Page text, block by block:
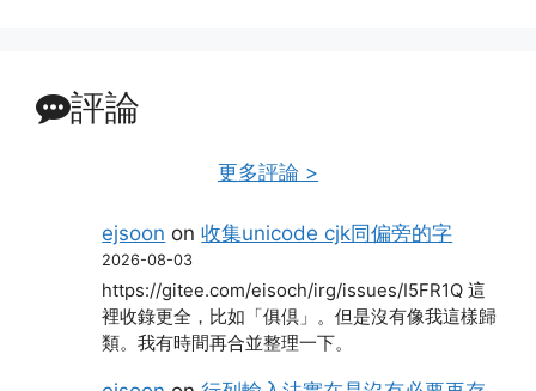
評論
更多評論 >
ejsoon on收集unicode cjk同偏旁的字
2026-08-03
https://gitee.com/eisoch/irg/issues/I5FR1Q 這
裡收錄更全，比如「俱倶」。但是沒有像我這樣歸
類。我有時間再合並整理一下。